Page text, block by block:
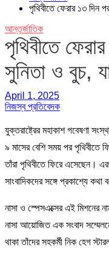
পৃথিবীতে ফেরার ১৩ দিন
আন্তর্জাতিক
পৃথিবীতে
সুনিতা ও বুচ,
April 1, 2025
নিজস্ব প্রতিবেদক
যুক্তরাষ্ট্রের মহাকাশ গবেষণা
৯ মাসের বেশি সময় পর পৃথিবীতে
তাঁরা পৃথিবীতে ফিরে এসেছেন।
সাংবাদিকদের সঙ্গে প্রকাশ্যে
নাসা ও স্পেসএক্সের এই মিশনের
নাসা আয়োজিত এক সংবাদ
থাকা তাঁদের সহকর্মী নিক হেগ